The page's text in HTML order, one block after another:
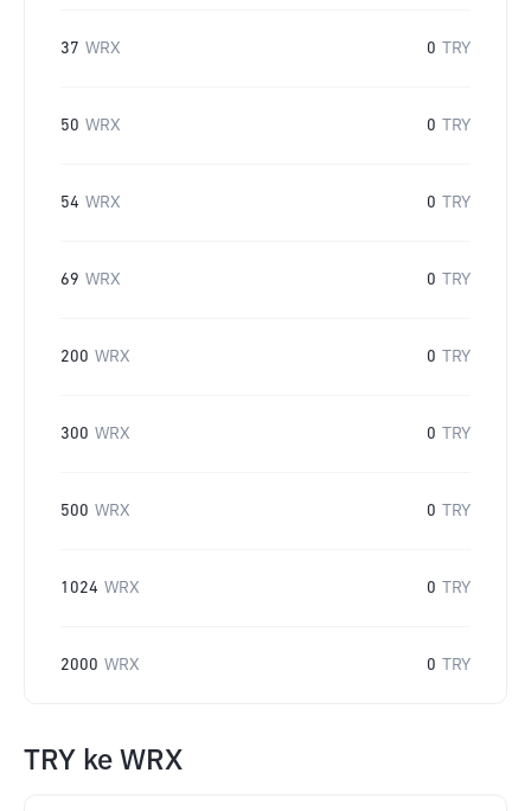
37 WRX 0 TRY
50 WRX 0 TRY
54 WRX 0 TRY
69 WRX 0 TRY
200 WRX 0 TRY
300 WRX 0 TRY
500 WRX 0 TRY
1024 WRX 0 TRY
2000 WRX 0 TRY
TRY ke WRX